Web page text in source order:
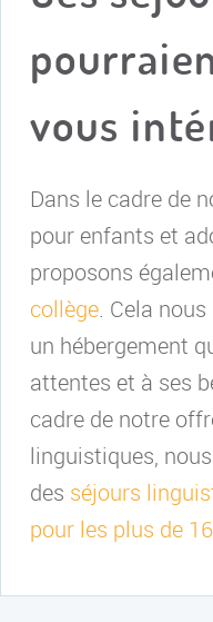
vous
Dans le cadre de
pour enfants et
proposons
collège. Cela
un hébergement
attentes et à ses
cadre de notre
linguistiques,
des séjours
pour les plus de